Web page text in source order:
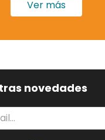
Ver más
novedades